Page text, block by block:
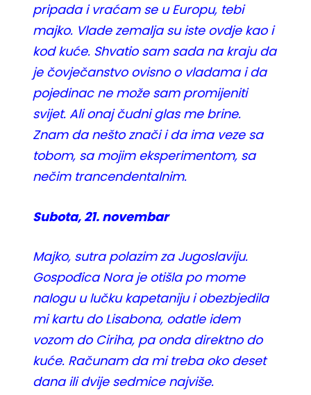
pripada i vraćam se u Europu, tebi
majko. Vlade zemalja su iste ovdje kao i
kod kuće. Shvatio sam sada na kraju da
je čovječanstvo ovisno o vladama i da
pojedinac ne može sam promijeniti
svijet. Ali onaj čudni glas me brine.
Znam da nešto znači i da ima veze sa
tobom, sa mojim eksperimentom, sa
nečim trancendentalnim.
Subota, 21. novembar
Majko, sutra polazim za Jugoslaviju.
Gospođica Nora je otišla po mome
nalogu u lučku kapetaniju i obezbjedila
mi kartu do Lisabona, odatle idem
vozom do Ciriha, pa onda direktno do
kuće. Računam da mi treba oko deset
dana ili dvije sedmice najviše.